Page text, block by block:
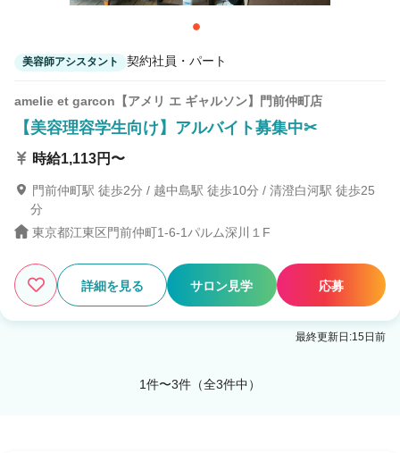
美容師アシスタント 契約社員・パート
amelie et garcon【アメリ エ ギャルソン】門前仲町店
【美容理容学生向け】アルバイト募集中✂
時給1,113円〜
門前仲町駅 徒歩2分 / 越中島駅 徒歩10分 / 清澄白河駅 徒歩25
分
東京都江東区門前仲町1-6-1パルム深川１F
詳細を見る サロン見学 応募
最終更新日:15日前
1件〜3件（全3件中）